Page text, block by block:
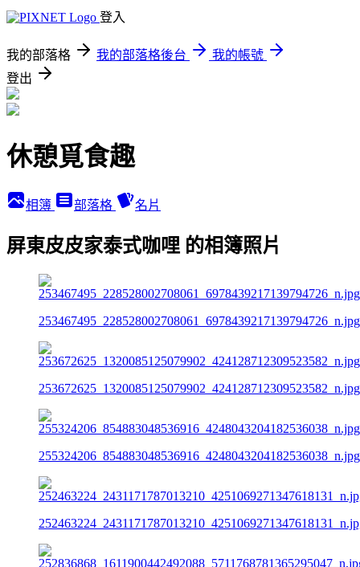
登入
我的部落格 我的部落格後台
我的帳號
登出
休憩覓食趣
相簿 部落格 名片
屏東皮皮家泰式咖哩 的相簿照片
253467495_228528002708061_6978439217139794726_n.jpg
253672625_1320085125079902_424128712309523582_n.jpg
255324206_854883048536916_4248043204182536038_n.jpg